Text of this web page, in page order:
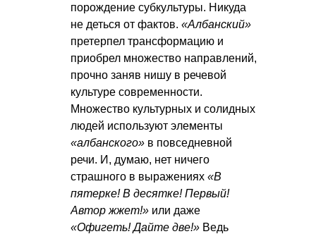
порождение субкультуры. Никуда
не деться от фактов. «Албанский»
претерпел трансформацию и
приобрел множество направлений,
прочно заняв нишу в речевой
культуре современности.
Множество культурных и солидных
людей используют элементы
«албанского» в повседневной
речи. И, думаю, нет ничего
страшного в выражениях «В
пятерке! В десятке! Первый!
Автор жжет!» или даже
«Офигеть! Дайте две!» Ведь